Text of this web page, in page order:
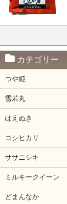
カテゴリー
つや姫
雪若丸
はえぬき
コシヒカリ
ササニシキ
ミルキークイーン
どまんなか